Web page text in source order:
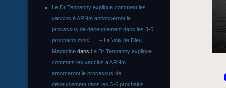
Le Dr Tenpenny explique comment les
vaccins à ARNm annonceront le
processus de dépeuplement dans les 3-6
prochains mois… ! – La Voix de Dieu
Magazine dans Le Dr Tenpenny explique
comment les vaccins à ARNm
amorceront le processus de
dépeuplement dans les 3-6 prochains